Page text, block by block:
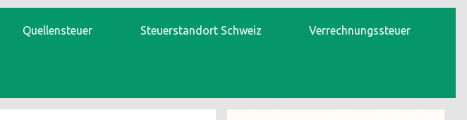
Quellensteuer Steuerstandort Schweiz Verrechnungssteuer